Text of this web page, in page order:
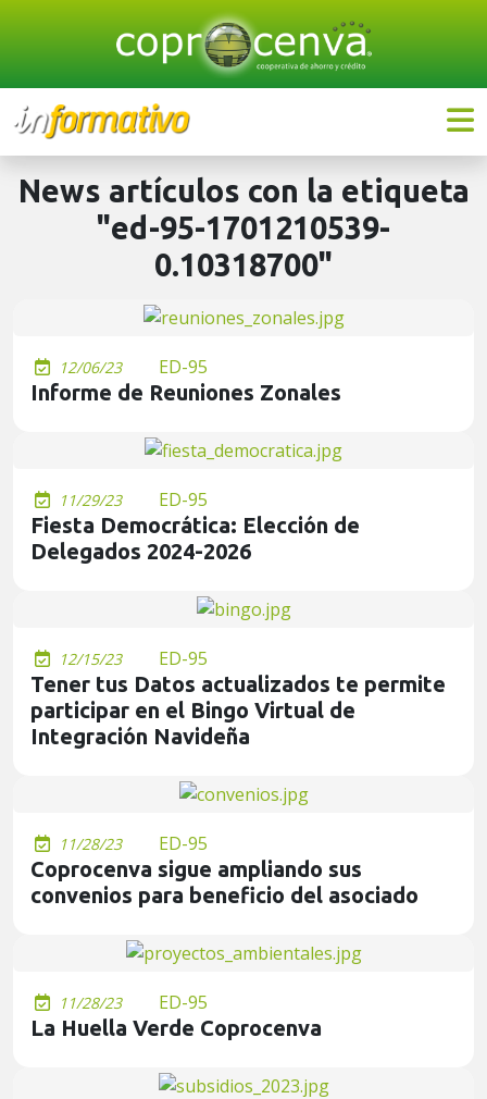
News artículos con la etiqueta
"ed-95-1701210539-
0.10318700"
12/06/23 ED-95
Informe de Reuniones Zonales
11/29/23 ED-95
Fiesta Democrática: Elección de
Delegados 2024-2026
12/15/23 ED-95
Tener tus Datos actualizados te permite
participar en el Bingo Virtual de
Integración Navideña
11/28/23 ED-95
Coprocenva sigue ampliando sus
convenios para beneficio del asociado
11/28/23 ED-95
La Huella Verde Coprocenva